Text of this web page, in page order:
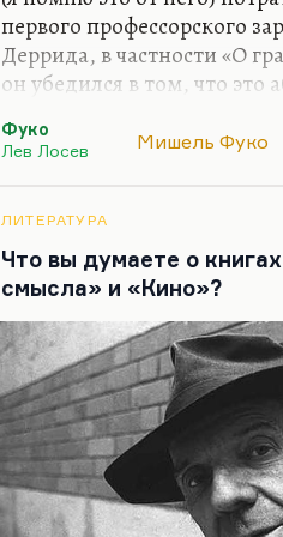
первого профессорского
Деррида, в частности «О
он убедился в том, что это
тогда первых
Оно, во-первых, прекрасно
нравится, когда человек с
притворяться и…
Фуко
Лев Лосев
Мишель Фуко
ЛИТЕРАТУРА
Что вы думаете о
смысла» и «Кино»?